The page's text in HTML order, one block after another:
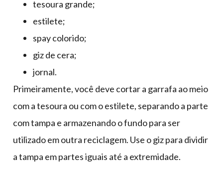
tesoura grande;
estilete;
spay colorido;
giz de cera;
jornal.
Primeiramente, você deve cortar a garrafa ao meio
com a tesoura ou com o estilete, separando a parte
com tampa e armazenando o fundo para ser
utilizado em outra reciclagem. Use o giz para dividir
a tampa em partes iguais até a extremidade.